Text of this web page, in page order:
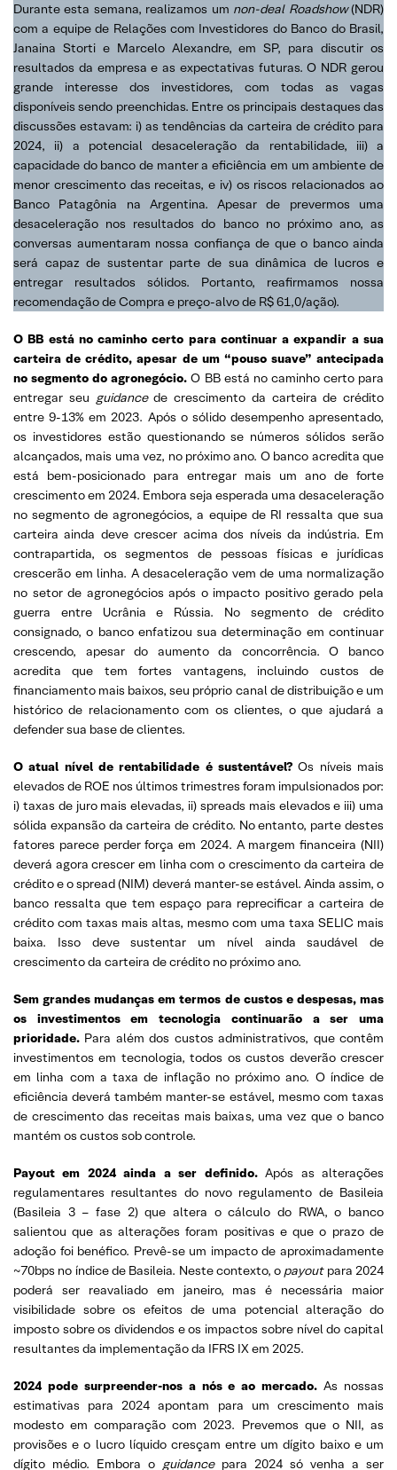
Durante esta semana, realizamos um non-deal Roadshow(NDR)
com a equipe de Relações com Investidores do Banco do Brasil,
Janaina Storti e Marcelo Alexandre, em SP, para discutir os
resultados da empresa e as expectativas futuras. O NDR gerou
grande interesse dos investidores, com todas as vagas
disponíveis sendo preenchidas. Entre os principais destaques das
discussões estavam: i) as tendências da carteira de crédito para
2024, ii) a potencial desaceleração da rentabilidade, iii) a
capacidade do banco de manter a eficiência em um ambiente de
menor crescimento das receitas, e iv) os riscos relacionados ao
Banco Patagônia na Argentina. Apesar de prevermos uma
desaceleração nos resultados do banco no próximo ano, as
conversas aumentaram nossa confiança de que o banco ainda
será capaz de sustentar parte de sua dinâmica de lucros e
entregar resultados sólidos. Portanto, reafirmamos nossa
recomendação de Compra e preço-alvo de R$ 61,0/ação).
O BB está no caminho certo para continuar a expandir a sua
carteira de crédito, apesar de um “pouso suave” antecipada
no segmento do agronegócio. O BB está no caminho certo para
entregar seu guidancede crescimento da carteira de crédito
entre 9-13% em 2023. Após o sólido desempenho apresentado,
os investidores estão questionando se números sólidos serão
alcançados, mais uma vez, no próximo ano. O banco acredita que
está bem-posicionado para entregar mais um ano de forte
crescimento em 2024. Embora seja esperada uma desaceleração
no segmento de agronegócios, a equipe de RI ressalta que sua
carteira ainda deve crescer acima dos níveis da indústria. Em
contrapartida, os segmentos de pessoas físicas e jurídicas
crescerão em linha. A desaceleração vem de uma normalização
no setor de agronegócios após o impacto positivo gerado pela
guerra entre Ucrânia e Rússia. No segmento de crédito
consignado, o banco enfatizou sua determinação em continuar
crescendo, apesar do aumento da concorrência. O banco
acredita que tem fortes vantagens, incluindo custos de
financiamento mais baixos, seu próprio canal de distribuição e um
histórico de relacionamento com os clientes, o que ajudará a
defender sua base de clientes.
O atual nível de rentabilidade é sustentável? Os níveis mais
elevados de ROE nos últimos trimestres foram impulsionados por:
i) taxas de juro mais elevadas, ii) spreads mais elevados e iii) uma
sólida expansão da carteira de crédito. No entanto, parte destes
fatores parece perder força em 2024. A margem financeira (NII)
deverá agora crescer em linha com o crescimento da carteira de
crédito e o spread (NIM) deverá manter-se estável. Ainda assim, o
banco ressalta que tem espaço para reprecificar a carteira de
crédito com taxas mais altas, mesmo com uma taxa SELIC mais
baixa. Isso deve sustentar um nível ainda saudável de
crescimento da carteira de crédito no próximo ano.
Sem grandes mudanças em termos de custos e despesas, mas
os investimentos em tecnologia continuarão a ser uma
prioridade. Para além dos custos administrativos, que contêm
investimentos em tecnologia, todos os custos deverão crescer
em linha com a taxa de inflação no próximo ano. O índice de
eficiência deverá também manter-se estável, mesmo com taxas
de crescimento das receitas mais baixas, uma vez que o banco
mantém os custos sob controle.
Payout em 2024 ainda a ser definido.Após as alterações
regulamentares resultantes do novo regulamento de Basileia
(Basileia 3 – fase 2) que altera o cálculo do RWA, o banco
salientou que as alterações foram positivas e que o prazo de
adoção foi benéfico. Prevê-se um impacto de aproximadamente
~70bps no índice de Basileia. Neste contexto, o payoutpara 2024
poderá ser reavaliado em janeiro, mas é necessária maior
visibilidade sobre os efeitos de uma potencial alteração do
imposto sobre os dividendos e os impactos sobre nível do capital
resultantes da implementação da IFRS IX em 2025.
2024 pode surpreender-nos a nós e ao mercado. As nossas
estimativas para 2024 apontam para um crescimento mais
modesto em comparação com 2023. Prevemos que o NII, as
provisões e o lucro líquido cresçam entre um dígito baixo e um
dígito médio. Embora o guidancepara 2024 só venha a ser